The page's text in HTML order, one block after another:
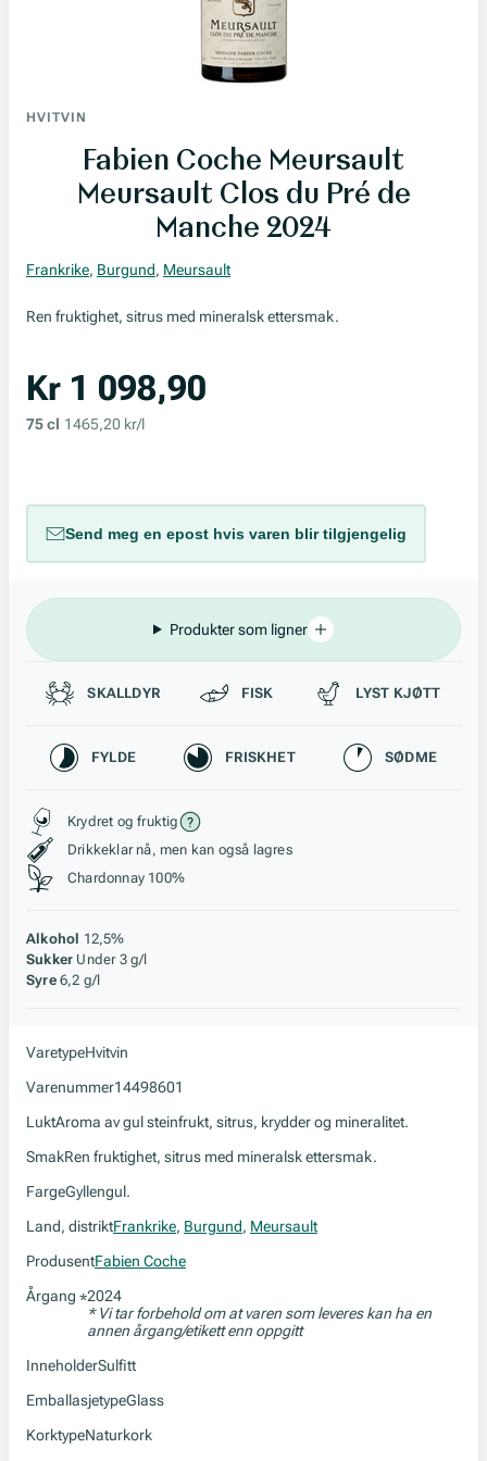
HVITVIN
Fabien Coche Meursault
Meursault Clos du Pré de
Manche 2024
Frankrike, Burgund, Meursault
Ren fruktighet, sitrus med mineralsk ettersmak.
Kr 1 098,90
75 cl 1465,20 kr/l
Send meg en epost hvis varen blir tilgjengelig
Produkter som ligner
Passer til
SKALLDYR FISK LYST KJØTT
Karakteristikk
FYLDE FRISKHET SØDME
Stil, lagring og råstoff
Krydret og fruktig
Drikkeklar nå, men kan også lagres
Chardonnay 100%
Alkohol 12,5%
Sukker Under 3 g/l
Syre 6,2 g/l
VaretypeHvitvin
Varenummer14498601
LuktAroma av gul steinfrukt, sitrus, krydder og mineralitet.
SmakRen fruktighet, sitrus med mineralsk ettersmak.
FargeGyllengul.
Land, distriktFrankrike, Burgund, Meursault
ProdusentFabien Coche
Årgang *2024
* Vi tar forbehold om at varen som leveres kan ha en
annen årgang/etikett enn oppgitt
InneholderSulfitt
EmballasjetypeGlass
KorktypeNaturkork